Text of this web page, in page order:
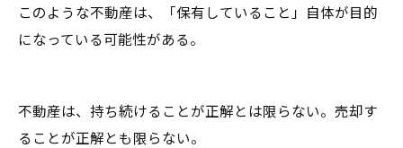
このような不動産は、「保有していること」自体が目的
になっている可能性がある。
不動産は、持ち続けることが正解とは限らない。売却す
ることが正解とも限らない。